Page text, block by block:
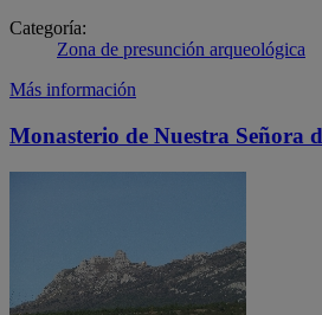
Categoría:
Zona de presunción arqueológica
Más información
Monasterio de Nuestra Señora